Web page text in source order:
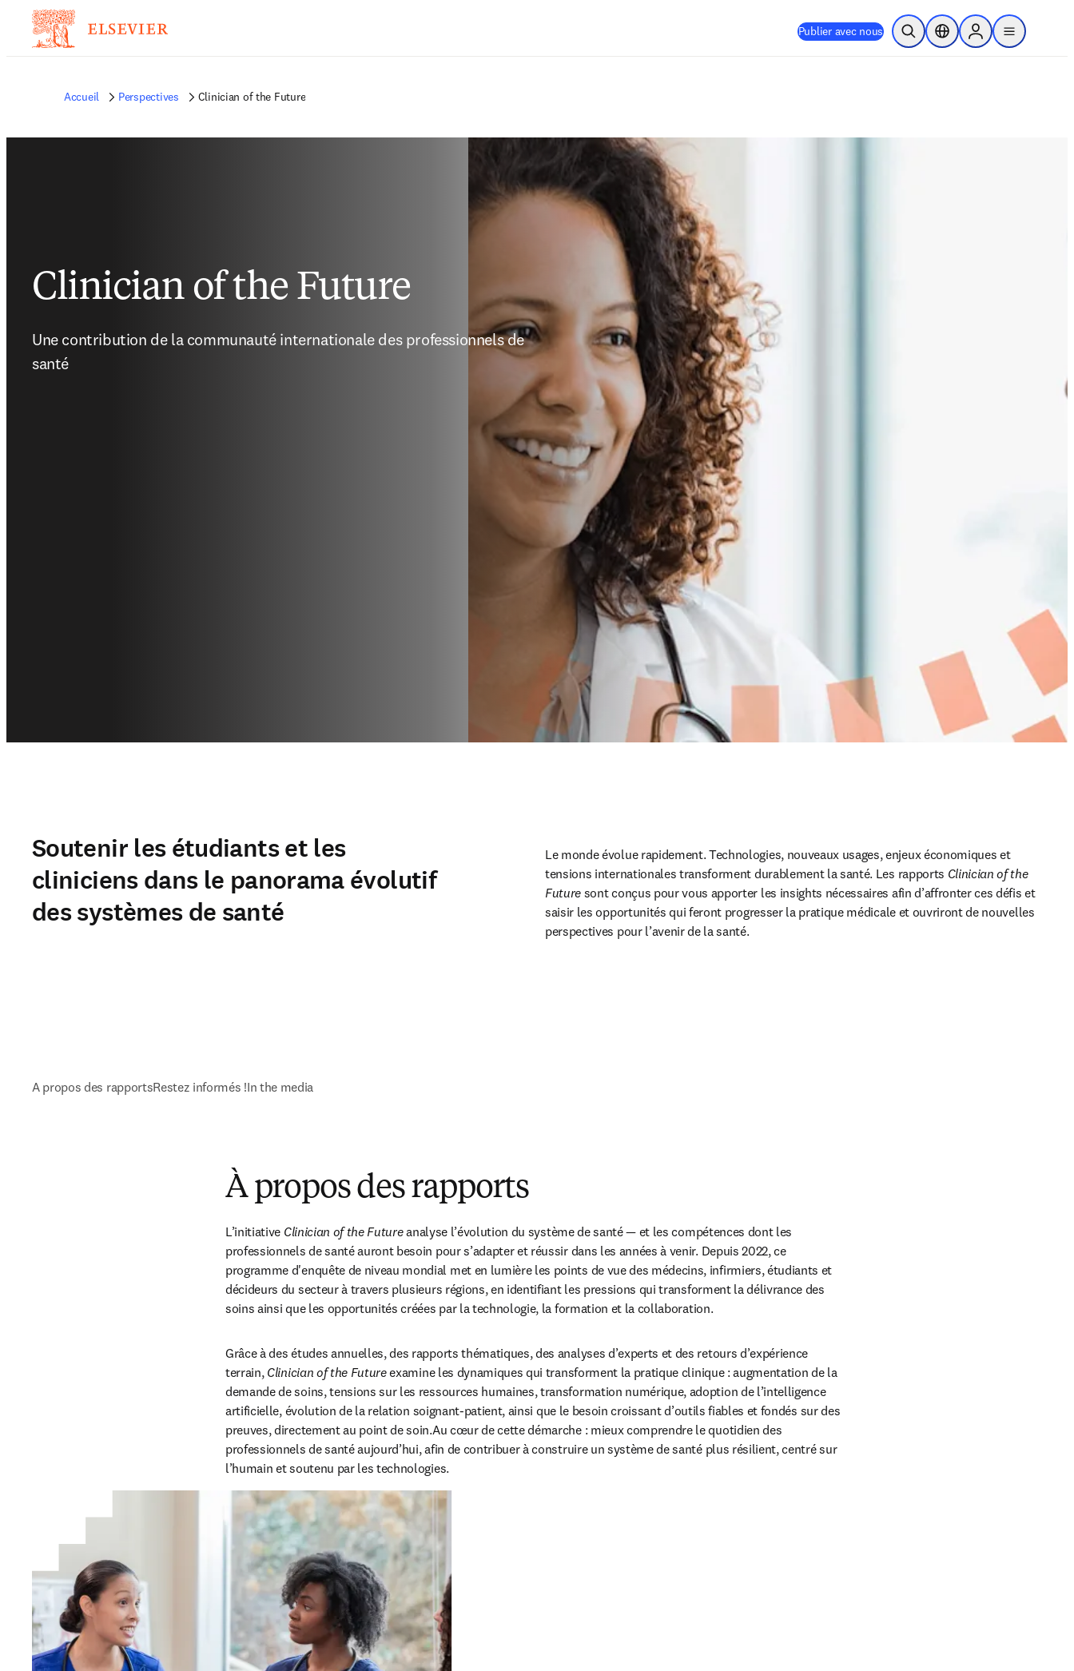
Publier avec nous Ouvrir la recherche
Sélecteur de localisation
Sign in to products
menu
Accueil Perspectives Clinician of the Future
Clinician of the Future
Une contribution de la communauté internationale des professionnels de
santé
Soutenir les étudiants et les
cliniciens dans le panorama évolutif
des systèmes de santé
Le monde évolue rapidement. Technologies, nouveaux usages, enjeux économiques et
tensions internationales transforment durablement la santé. Les rapports Clinician of the
Future sont conçus pour vous apporter les insights nécessaires afin d’affronter ces défis et
saisir les opportunités qui feront progresser la pratique médicale et ouvriront de nouvelles
perspectives pour l’avenir de la santé.
A propos des rapportsRestez informés !In the media
À propos des rapports
L’initiative Clinician of the Future analyse l’évolution du système de santé — et les compétences dont les
professionnels de santé auront besoin pour s’adapter et réussir dans les années à venir. Depuis 2022, ce
programme d'enquête de niveau mondial met en lumière les points de vue des médecins, infirmiers, étudiants et
décideurs du secteur à travers plusieurs régions, en identifiant les pressions qui transforment la délivrance des
soins ainsi que les opportunités créées par la technologie, la formation et la collaboration.
Grâce à des études annuelles, des rapports thématiques, des analyses d’experts et des retours d’expérience
terrain, Clinician of the Future examine les dynamiques qui transforment la pratique clinique : augmentation de la
demande de soins, tensions sur les ressources humaines, transformation numérique, adoption de l’intelligence
artificielle, évolution de la relation soignant‑patient, ainsi que le besoin croissant d’outils fiables et fondés sur des
preuves, directement au point de soin.Au cœur de cette démarche : mieux comprendre le quotidien des
professionnels de santé aujourd’hui, afin de contribuer à construire un système de santé plus résilient, centré sur
l’humain et soutenu par les technologies.